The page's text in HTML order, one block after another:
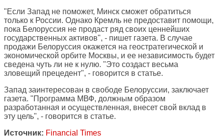
"Если Запад не поможет, Минск сможет обратиться
только к России. Однако Кремль не предоставит помощи,
пока Белоруссия не продаст ряд своих ценнейших
государственных активов", - пишет газета. В случае
продажи Белоруссия окажется на геостратегической и
экономической орбите Москвы, и ее независимость будет
сведена чуть ли не к нулю. "Это создаст весьма
зловещий прецедент", - говорится в статье.
Запад заинтересован в свободе Белоруссии, заключает
газета. "Программа МВФ, должным образом
разработанная и осуществленная, внесет свой вклад в
эту цель", - говорится в статье.
Источник: Financial Times